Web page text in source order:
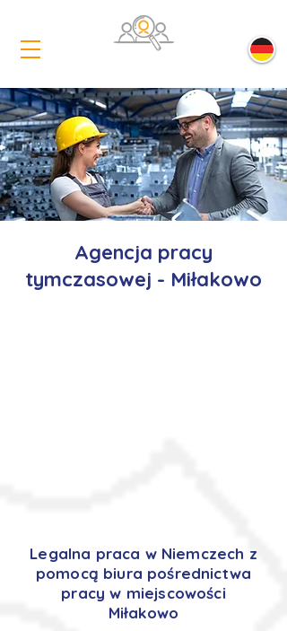
Agencja pracy
tymczasowej - Miłakowo
Legalna praca w Niemczech z
pomocą biura pośrednictwa
pracy w miejscowości
Miłakowo